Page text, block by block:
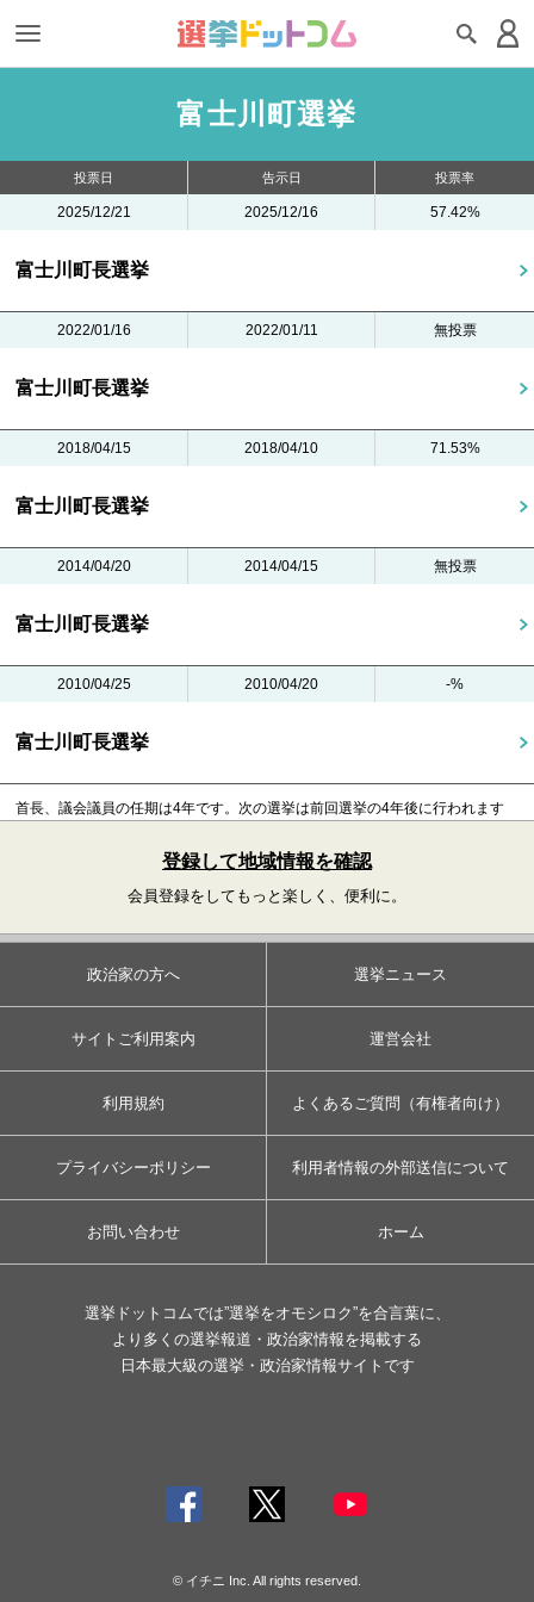
富士川町選挙
投票日 告示日 投票率
2025/12/21 2025/12/16 57.42%
富士川町長選挙
2022/01/16 2022/01/11 無投票
富士川町長選挙
2018/04/15 2018/04/10 71.53%
富士川町長選挙
2014/04/20 2014/04/15 無投票
富士川町長選挙
2010/04/25 2010/04/20 -%
富士川町長選挙
首長、議会議員の任期は4年です。 次の選挙は前回選挙の4年後に行われます
登録して地域情報を確認
会員登録をしてもっと楽しく、便利に。
政治家の方へ 選挙ニュース
サイトご利用案内 運営会社
利用規約 よくあるご質問（有権者向け）
プライバシーポリシー 利用者情報の外部送信について
お問い合わせ ホーム
選挙ドットコムでは”選挙をオモシロク”を合言葉に、
より多くの選挙報道・政治家情報を掲載する
日本最大級の選挙・政治家情報サイトです
© イチニ Inc. All rights reserved.